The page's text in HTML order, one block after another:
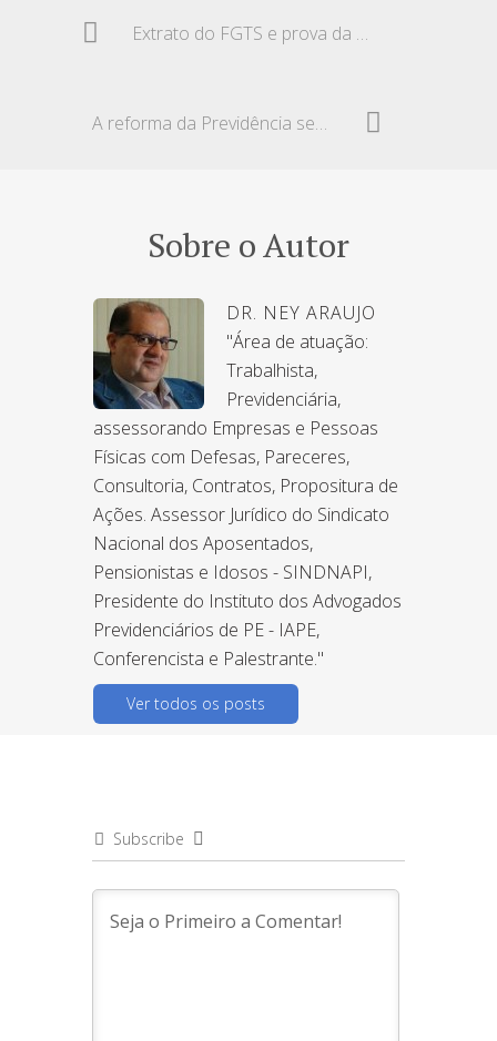
Extrato do FGTS e prova da relação empregatícia
A reforma da Previdência segundo Giambiagi
Sobre o Autor
DR. NEY ARAUJO
"Área de atuação:
Trabalhista,
Previdenciária,
assessorando Empresas e Pessoas
Físicas com Defesas, Pareceres,
Consultoria, Contratos, Propositura de
Ações. Assessor Jurídico do Sindicato
Nacional dos Aposentados,
Pensionistas e Idosos - SINDNAPI,
Presidente do Instituto dos Advogados
Previdenciários de PE - IAPE,
Conferencista e Palestrante."
Ver todos os posts
Subscribe